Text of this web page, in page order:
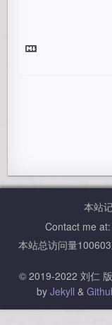
本站
Contact me at:
本站总访问量100603
© 2019-2022 刘仁
by Jekyll &